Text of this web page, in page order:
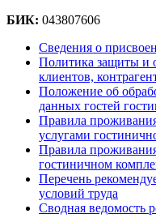
БИК: 043807606
Сведения о
Политика защиты и
клиентов,
Положение об
данных гостей
Правила
услугами
Правила
гостиничном
Перечень
условий труда
Сводная ведомость